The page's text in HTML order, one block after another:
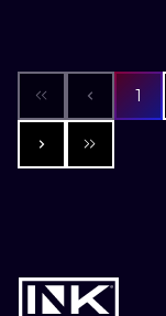
1